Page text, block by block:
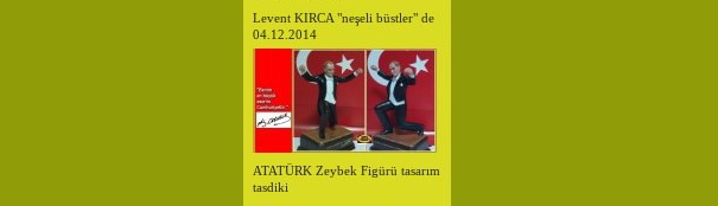
Levent KIRCA "neşeli büstler" de
04.12.2014
ATATÜRK Zeybek Figürü tasarım
tasdiki